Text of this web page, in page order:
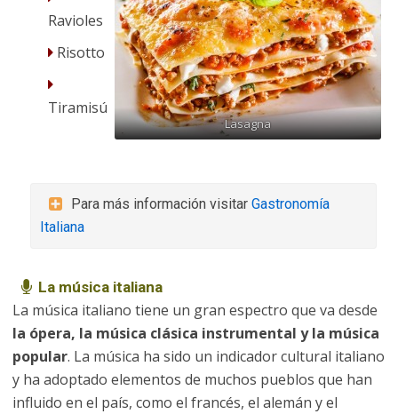
Lasagna
Ravioles
Risotto
Tiramisú
Para más información visitar Gastronomía
Italiana
La música italiana
La música italiano tiene un gran espectro que va desde
la ópera, la música clásica instrumental y la música
popular. La música ha sido un indicador cultural italiano
y ha adoptado elementos de muchos pueblos que han
influido en el país, como el francés, el alemán y el